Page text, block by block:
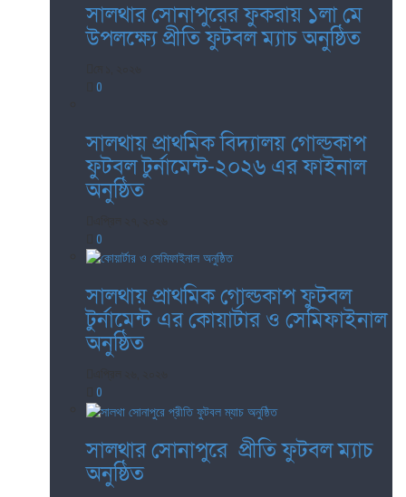
সালথার সোনাপুরের ফুকরায় ১লা মে
উপলক্ষ্যে প্রীতি ফুটবল ম্যাচ অনুষ্ঠিত
0
সালথায় প্রাথমিক বিদ্যালয় গোল্ডকাপ
ফুটবল টুর্নামেন্ট-২০২৬ এর ফাইনাল
অনুষ্ঠিত
0
সালথায় প্রাথমিক গোল্ডকাপ ফুটবল
টুর্নামেন্ট এর কোয়ার্টার ও সেমিফাইনাল
অনুষ্ঠিত
0
সালথার সোনাপুরে প্রীতি ফুটবল ম্যাচ
অনুষ্ঠিত